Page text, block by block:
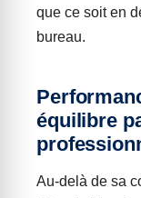
que ce soit en
bureau.
équilibre
Au-delà de sa